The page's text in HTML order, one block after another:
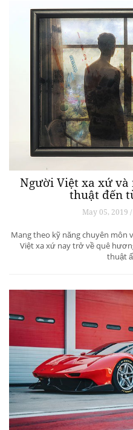
Người Việt xa xứ và
thuật đến
May 05, 2019 /
Mang theo kỹ năng chuyên môn
Việt xa xứ nay trở về quê
thuật